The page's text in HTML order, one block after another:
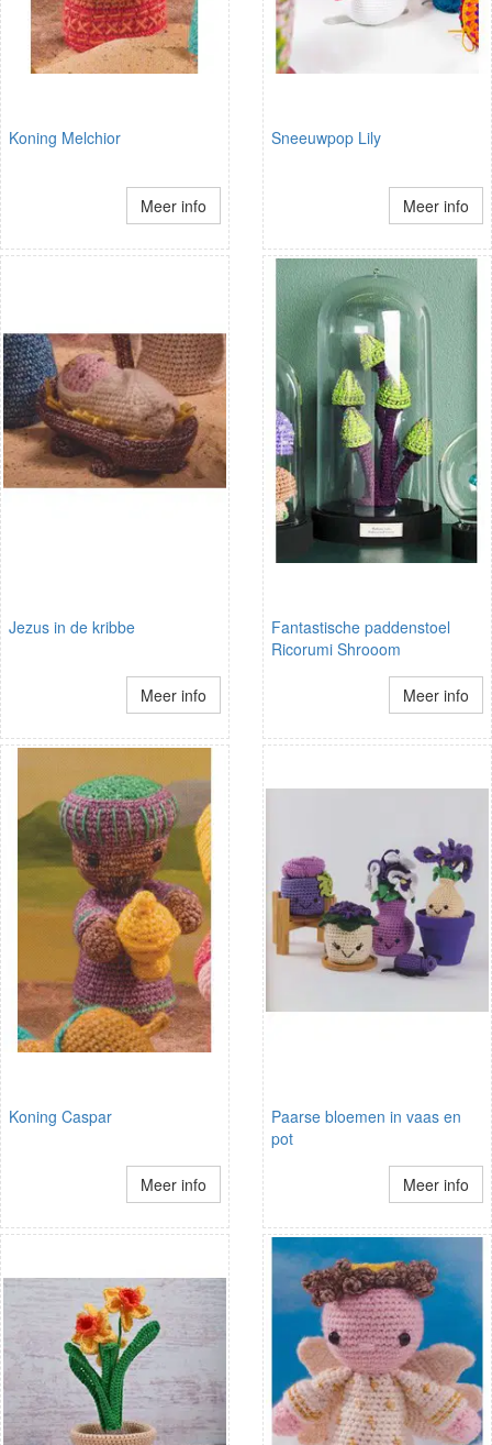
Koning Melchior
Meer info
Sneeuwpop Lily
Meer info
Jezus in de kribbe
Meer info
Fantastische paddenstoel
Ricorumi Shrooom
Meer info
Koning Caspar
Meer info
Paarse bloemen in vaas en
pot
Meer info